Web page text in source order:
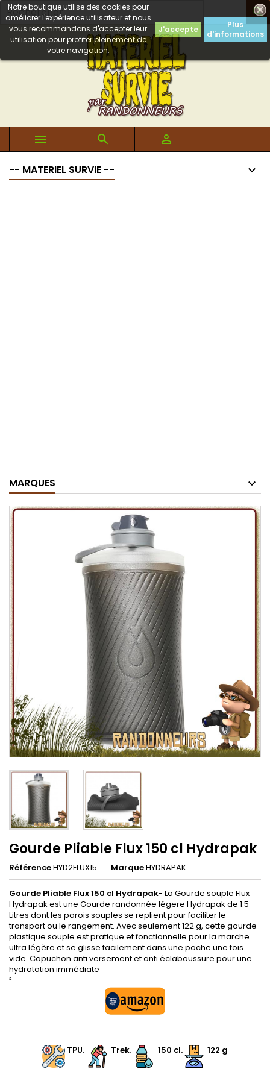

Notre boutique utilise des cookies pour
améliorer l'expérience utilisateur et nous
vous recommandons d'accepter leur
utilisation pour profiter pleinement de
votre navigation.
J'accepte
Plus
d'informations
  
-- MATERIEL SURVIE --
MARQUES
Gourde Pliable Flux 150 cl Hydrapak
RéférenceHYD2FLUX15 MarqueHYDRAPAK
Gourde Pliable Flux 150 cl Hydrapak- La Gourde souple Flux
Hydrapak est une Gourde randonnée légere Hydrapak de 1.5
Litres dont les parois souples se replient pour faciliter le
transport ou le rangement. Avec seulement 122 g, cette gourde
plastique souple est pratique et fonctionnelle pour la marche
ultra légère et se glisse facilement dans une poche une fois
vide. Capuchon anti versement et anti éclaboussure pour une
hydratation immédiate
²
TPU. Trek. 150 cl. 122 g